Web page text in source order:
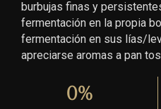
burbujas finas y
fermentación en la propia
fermentación en sus lías/
apreciarse aromas a pan
0%